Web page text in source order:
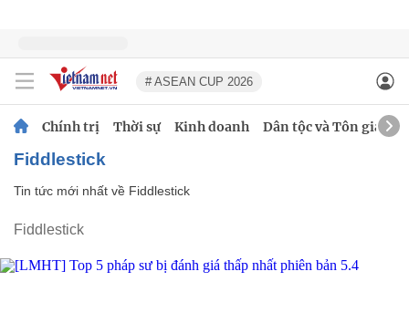
# ASEAN CUP 2026
Chính trị Thời sự Kinh doanh Dân tộc và Tôn giáo
Fiddlestick
Tin tức mới nhất về Fiddlestick
Fiddlestick